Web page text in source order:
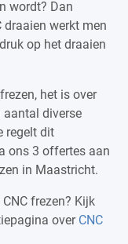
wordt? Dan
draaien werkt men
op het draaien
het is over
aantal diverse
regelt dit
ons 3 offertes aan
in Maastricht.
frezen? Kijk
over CNC